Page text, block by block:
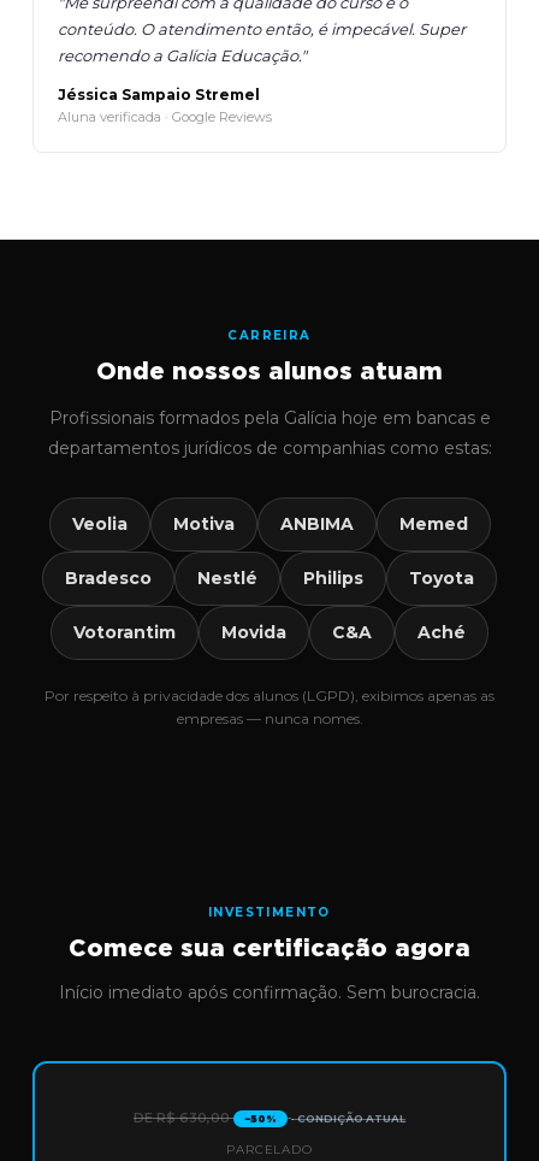
conteúdo. O atendimento então, é impecável. Super
recomendo a Galícia Educação."
Jéssica Sampaio Stremel
Aluna verificada · Google Reviews
CARREIRA
Onde nossos alunos atuam
Profissionais formados pela Galícia hoje em bancas e
departamentos jurídicos de companhias como estas:
Veolia Motiva ANBIMA Memed
Bradesco Nestlé Philips Toyota
Votorantim Movida C&A Aché
Por respeito à privacidade dos alunos (LGPD), exibimos apenas as
empresas — nunca nomes.
INVESTIMENTO
Comece sua certificação agora
Início imediato após confirmação. Sem burocracia.
DE R$ 630,00 −50% · CONDIÇÃO ATUAL
PARCELADO